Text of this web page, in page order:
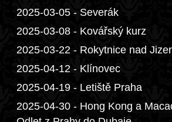
2025-03-05 - Severák
2025-03-08 - Kovářský kurz
2025-03-22 - Rokytnice nad
2025-04-12 - Klínovec
2025-04-19 - Letiště Praha
2025-04-30 - Hong Kong a